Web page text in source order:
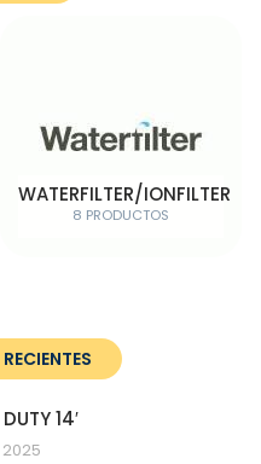
WATERFILTER/IONFILTER
8 PRODUCTOS
14′